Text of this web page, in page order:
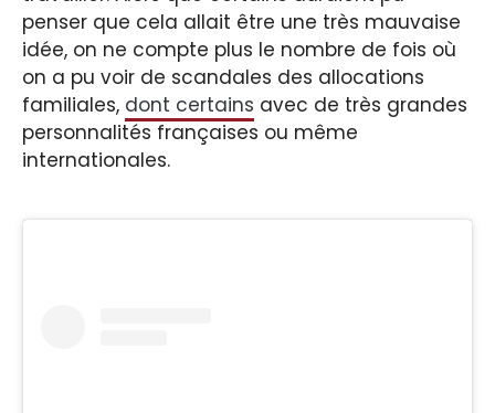
penser que cela allait être une très mauvaise
idée, on ne compte plus le nombre de fois où
on a pu voir de scandales des allocations
familiales, dont certains avec de très grandes
personnalités françaises ou même
internationales.